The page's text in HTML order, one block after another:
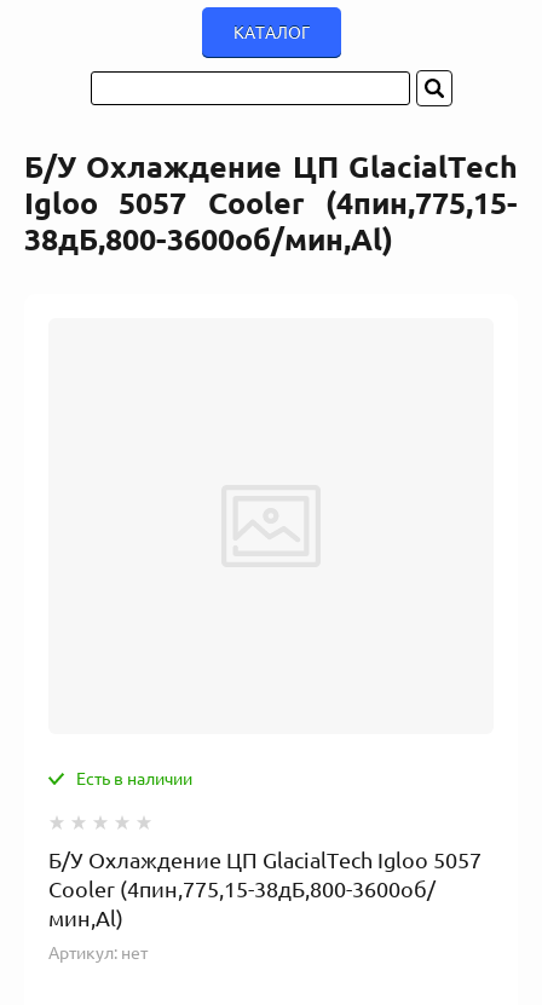
Б/У Охлаждение ЦП GlacialTech
Igloo 5057 Cooler (4пин,775,15-
38дБ,800-3600об/мин,Al)
Есть в наличии
Б/У Охлаждение ЦП GlacialTech Igloo 5057
Cooler (4пин,775,15-38дБ,800-3600об/
мин,Al)
Артикул: нет